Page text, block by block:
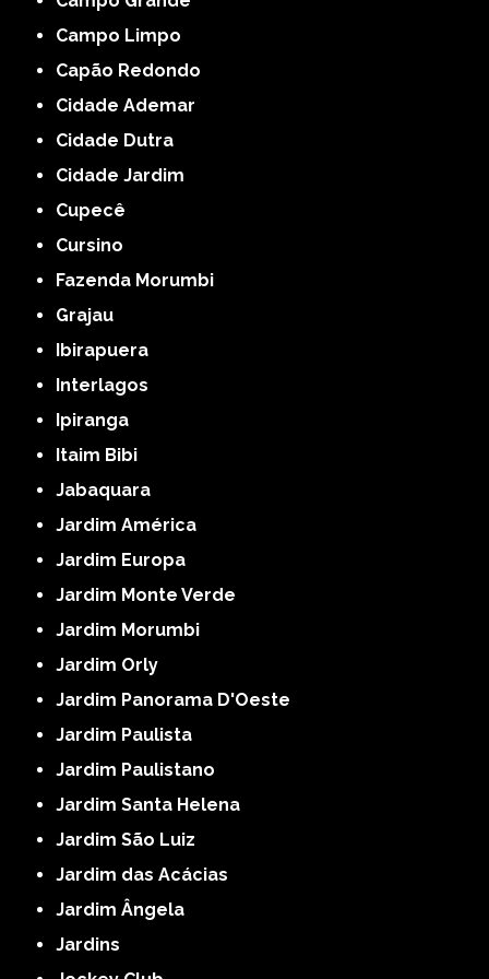
Campo Limpo
Capão Redondo
Cidade Ademar
Cidade Dutra
Cidade Jardim
Cupecê
Cursino
Fazenda Morumbi
Grajau
Ibirapuera
Interlagos
Ipiranga
Itaim Bibi
Jabaquara
Jardim América
Jardim Europa
Jardim Monte Verde
Jardim Morumbi
Jardim Orly
Jardim Panorama D'Oeste
Jardim Paulista
Jardim Paulistano
Jardim Santa Helena
Jardim São Luiz
Jardim das Acácias
Jardim Ângela
Jardins